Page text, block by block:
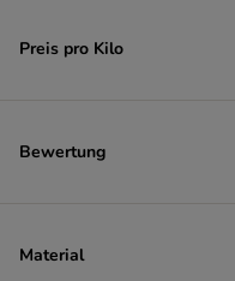
Preis pro Kilo
Bewertung
Material